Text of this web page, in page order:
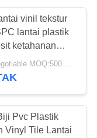
25
vinil tekstur
lantai plastik
ketahanan
yang kuat
Price negotiable MOQ:500 meter persegi
Pvc Plastik
Vinyl Tile Lantai